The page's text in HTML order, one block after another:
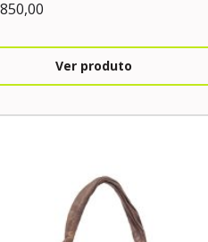
Ver produto